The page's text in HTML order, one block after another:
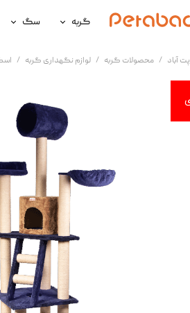
گربه
غذای گربه
سلامتی گربه
آرایشی و بهداشتی گربه
سگ
غذای سگ
سلامتی سگ
آرایشی و
آباد محصولات گربه لوازم نگهداری گربه